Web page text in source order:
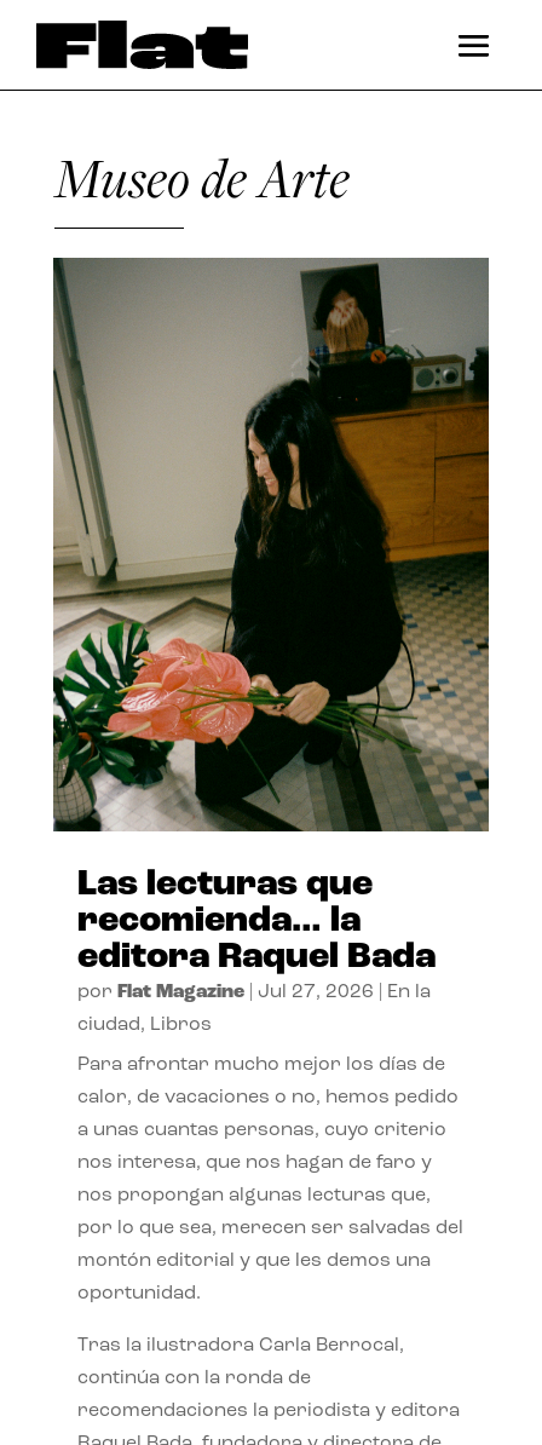
Museo de Arte
Las lecturas que
recomienda… la
editora Raquel Bada
por Flat Magazine| Jul 27, 2026
En la
ciudad, Libros
Para afrontar mucho mejor los días de
calor, de vacaciones o no, hemos pedido
a unas cuantas personas, cuyo criterio
nos interesa, que nos hagan de faro y
nos propongan algunas lecturas que,
por lo que sea, merecen ser salvadas del
montón editorial y que les demos una
oportunidad.
Tras la ilustradora Carla Berrocal,
continúa con la ronda de
recomendaciones la periodista y editora